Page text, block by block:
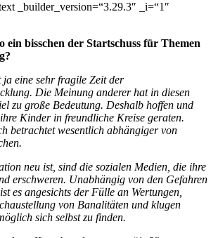
_builder_version=“3.29.3″ _i=“1″
ein bisschen der Startschuss für Themen
eine sehr fragile Zeit der
Die Meinung anderer hat in diesen
zu große Bedeutung. Deshalb hoffen und
Kinder in freundliche Kreise geraten.
betrachtet wesentlich abhängiger von
neu ist, sind die sozialen Medien, die ihre
erschweren. Unabhängig von den Gefahren
es angesichts der Fülle an Wertungen,
von Banalitäten und klugen
sich selbst zu finden.